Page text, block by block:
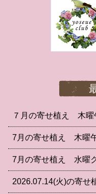
７月の寄せ植え 木曜
7月の寄せ植え 木曜
7月の寄せ植え 水曜
2026.07.14(火)の寄せ